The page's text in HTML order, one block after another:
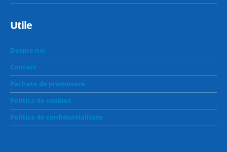
Utile
Despre noi
Contact
Pachete de promovare
Politica de cookies
Politica de confidentialitate